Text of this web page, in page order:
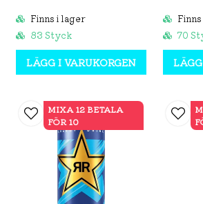
Finns i lager
83 Styck
LÄGG I VARUKORGEN
70
MIXA 12 BETALA
FÖR 10